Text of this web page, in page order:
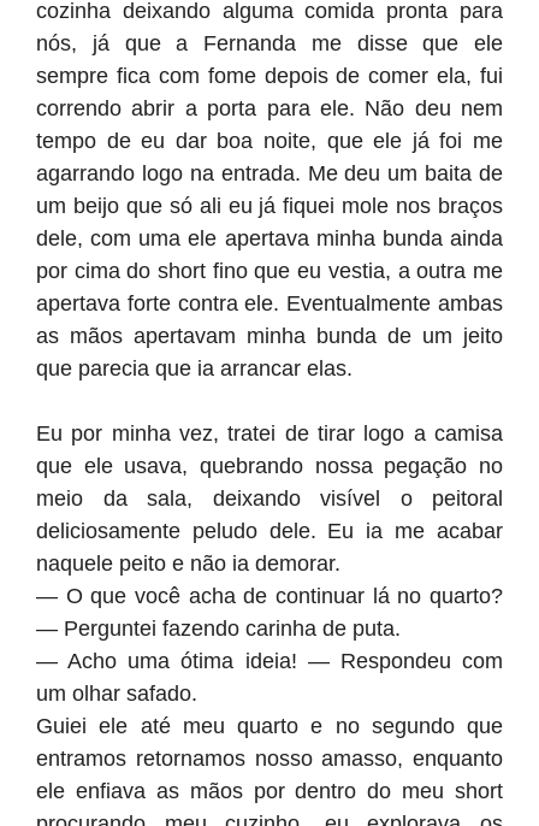
cozinha deixando alguma comida pronta para
nós, já que a Fernanda me disse que ele
sempre fica com fome depois de comer ela, fui
correndo abrir a porta para ele. Não deu nem
tempo de eu dar boa noite, que ele já foi me
agarrando logo na entrada. Me deu um baita de
um beijo que só ali eu já fiquei mole nos braços
dele, com uma ele apertava minha bunda ainda
por cima do short fino que eu vestia, a outra me
apertava forte contra ele. Eventualmente ambas
as mãos apertavam minha bunda de um jeito
que parecia que ia arrancar elas.
Eu por minha vez, tratei de tirar logo a camisa
que ele usava, quebrando nossa pegação no
meio da sala, deixando visível o peitoral
deliciosamente peludo dele. Eu ia me acabar
naquele peito e não ia demorar.
— O que você acha de continuar lá no quarto?
— Perguntei fazendo carinha de puta.
— Acho uma ótima ideia! — Respondeu com
um olhar safado.
Guiei ele até meu quarto e no segundo que
entramos retornamos nosso amasso, enquanto
ele enfiava as mãos por dentro do meu short